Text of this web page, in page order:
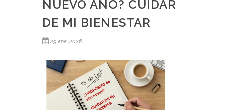
NUEVO AÑO? CUIDAR
DE MI BIENESTAR
29 ene. 2026